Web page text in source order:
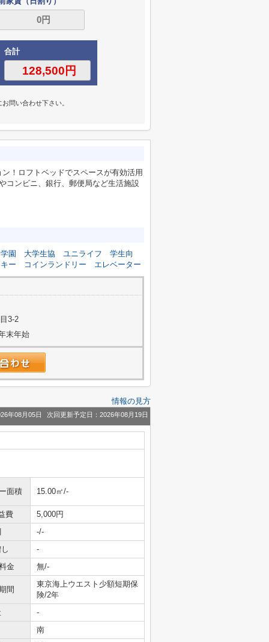
合計
問い合わせ下さい。
！ロフトベッドでスペースが有効活用
コンビニ、銀行、郵便局など生活施設
園 大学生協 ユニライフ
学生向
ー
コインランドリー エレベーター
3-2
末年始
情報の見方
年08月05日 次回更新予定日：2026年08月19日
面積 15.00㎡/-
費
5,000円
-/-
-
金
無/-
間
東京海上ウエスト少額短期保
険/2年
-
南